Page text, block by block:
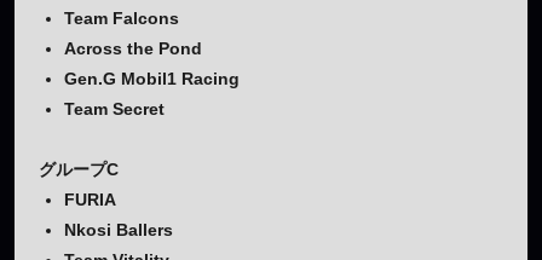
Team Falcons
Across the Pond
Gen.G Mobil1 Racing
Team Secret
グループC
FURIA
Nkosi Ballers